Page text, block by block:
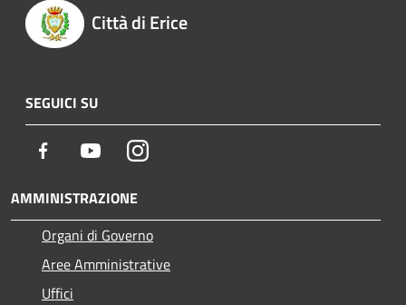
Città di Erice
SEGUICI SU
Facebook YoutubeInstagram
AMMINISTRAZIONE
Organi di Governo
Aree Amministrative
Uffici